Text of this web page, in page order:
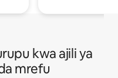
kwa ajili ya
mrefu